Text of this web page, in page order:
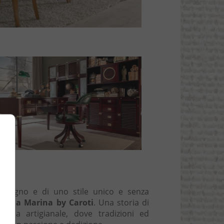
legno e di uno stile unico e senza
Marina by Caroti. Una storia di
artigianale, dove tradizioni ed